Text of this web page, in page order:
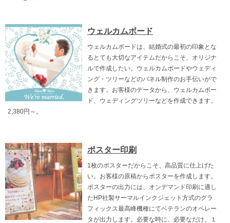
ウェルカムボード
ウェルカムボードは、結婚式の最初の印象とな
るとても大切なアイテムだからこそ、オリジナ
ルで作成したい。ウェルカムボードやウェディ
ング・ツリーなどのパネル制作のお手伝いがで
きます。お客様のデータから、ウェルカムボー
ド、ウェディングツリーなどを作成できます。
2,380円～。
ポスター印刷
1枚のポスターだからこそ、高品質に仕上げた
い。お客様の原稿からポスターを作成します。
ポスターの出力には、オンデマンド印刷に適し
たHP社製サーマルインクジェット方式のグラ
フィックス最高峰機種にてベテランのオペレー
タが出力します。必要な時に、必要なだけ。１